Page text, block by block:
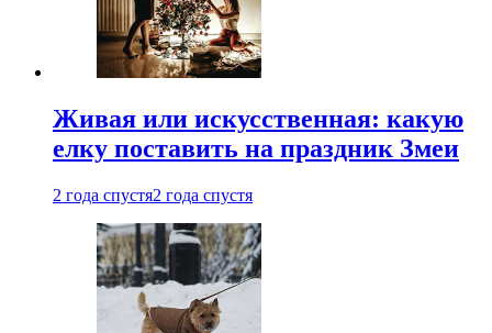
Живая или искусственная: какую
елку поставить на праздник Змеи
2 года спустя2 года спустя